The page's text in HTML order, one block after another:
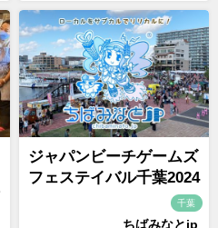
ジャパンビーチゲームズ
フェステイバル千葉2024
千葉
ちばみなとjp